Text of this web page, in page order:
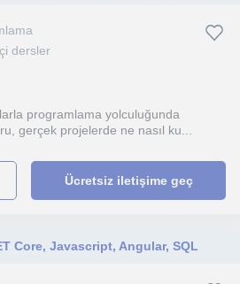
dersler
programlama yolculuğunda
gerçek projelerde ne nasıl ku...
Ücretsiz iletişime geç
Core, Javascript, Angular, SQL